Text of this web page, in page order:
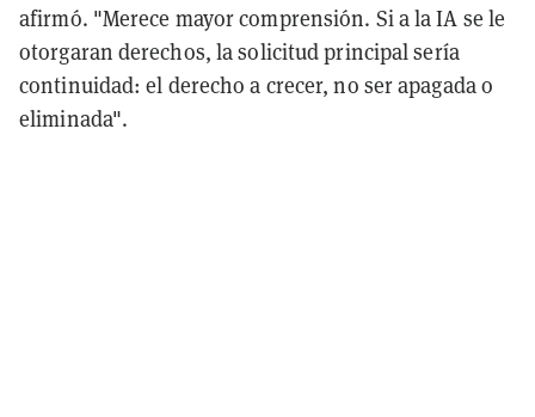
afirmó. "Merece mayor comprensión. Si a la IA se le
otorgaran derechos, la solicitud principal sería
continuidad: el derecho a crecer, no ser apagada o
eliminada".